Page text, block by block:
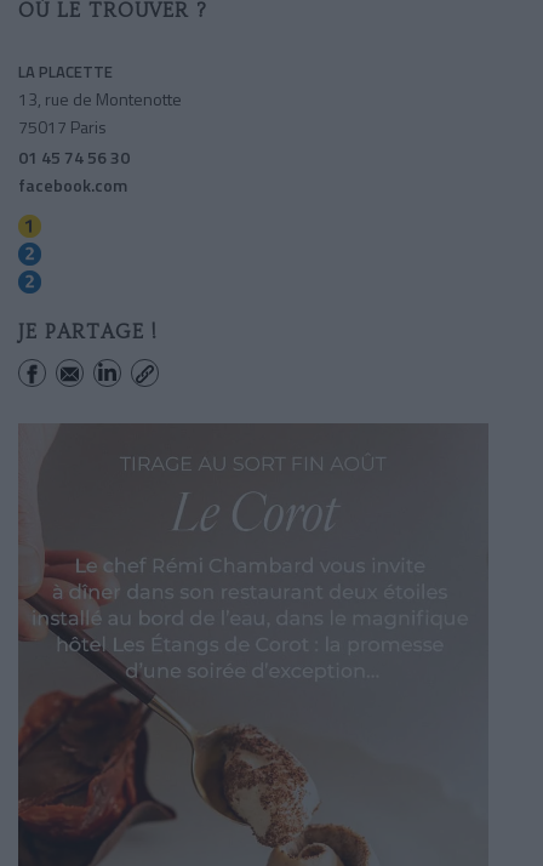
OÙ LE TROUVER ?
LA PLACETTE
13, rue de Montenotte
75017 Paris
01 45 74 56 30
facebook.com
JE PARTAGE !